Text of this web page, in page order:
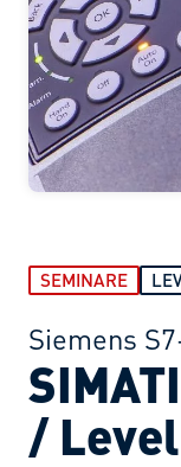
SEMINARE
Siemens
/